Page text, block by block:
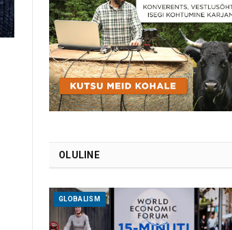
OLULINE
GLOBALISM